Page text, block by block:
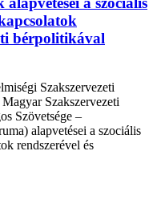
bérpolitikával
Szakszervezeti
Szakszervezeti
Szövetsége –
alapvetései a szociális
rendszerével és